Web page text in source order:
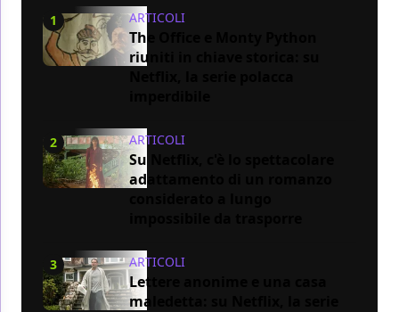
1 ARTICOLI
The Office e Monty Python
riuniti in chiave storica: su
2 ARTICOLI
Su Netflix, c'è lo spettacolare
adattamento di un romanzo
3 ARTICOLI
Lettere anonime e una casa
maledetta: su Netflix, la serie